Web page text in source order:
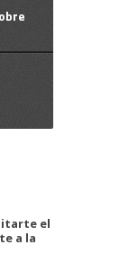
el
a la